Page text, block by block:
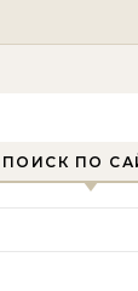
ПОИСК ПО